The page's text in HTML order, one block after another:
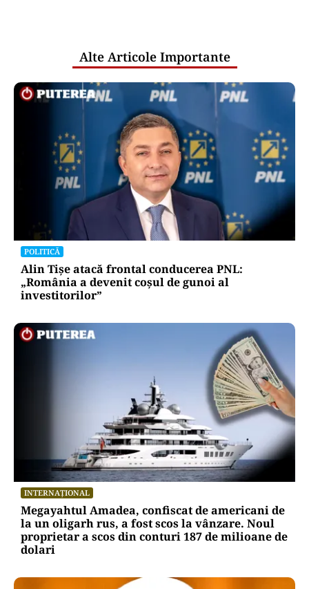
Alte Articole Importante
POLITICĂ
Alin Tișe atacă frontal conducerea PNL:
„România a devenit coșul de gunoi al
investitorilor”
INTERNAȚIONAL
Megayahtul Amadea, confiscat de americani de
la un oligarh rus, a fost scos la vânzare. Noul
proprietar a scos din conturi 187 de milioane de
dolari